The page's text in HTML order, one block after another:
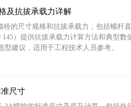
及抗拔承载力详解
栓的尺寸规格和抗拔承载力，包括螺杆
145）提供抗拔承载力计算方法和典型
型建议，适用于工程技术人员参考。
尺寸